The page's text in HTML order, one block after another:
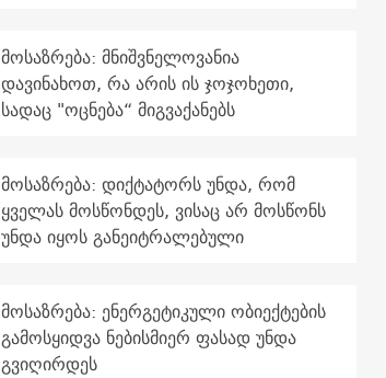
მოსაზრება: მნიშვნელოვანია
დავინახოთ, რა არის ის ჯოჯოხეთი,
სადაც "ოცნება“ მიგვაქანებს
მოსაზრება: დიქტატორს უნდა, რომ
ყველას მოსწონდეს, ვისაც არ მოსწონს
უნდა იყოს განეიტრალებული
მოსაზრება: ენერგეტიკული ობიექტების
გამოსყიდვა ნებისმიერ ფასად უნდა
გვიღირდეს